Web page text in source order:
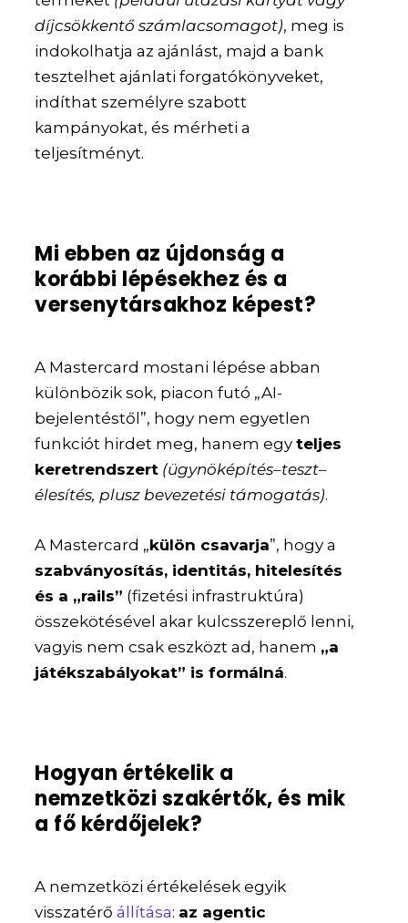
díjcsökkentő számlacsomagot), meg is
indokolhatja az ajánlást, majd a bank
tesztelhet ajánlati forgatókönyveket,
indíthat személyre szabott
kampányokat, és mérheti a
teljesítményt.
Mi ebben az újdonság a
korábbi lépésekhez és a
versenytársakhoz képest?
A Mastercard mostani lépése abban
különbözik sok, piacon futó „AI-
bejelentéstől”, hogy nem egyetlen
funkciót hirdet meg, hanem egyteljes
keretrendszert (ügynöképítés–teszt–
élesítés, plusz bevezetési támogatás).
A Mastercard „külön csavarja”, hogy a
szabványosítás, identitás, hitelesítés
és a „rails” (fizetési infrastruktúra)
összekötésével akar kulcsszereplő lenni,
vagyis nem csak eszközt ad, hanem „a
játékszabályokat” is formálná.
Hogyan értékelik a
nemzetközi szakértők, és mik
a fő kérdőjelek?
A nemzetközi értékelések egyik
visszatérőállítása: az agentic